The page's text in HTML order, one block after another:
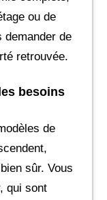
ou de
demander de
retrouvée.
besoins
de
sûr. Vous
qui sont